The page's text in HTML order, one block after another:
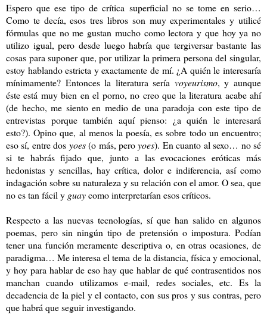
Espero que ese tipo de crítica superficial no se tome en serio…
Como te decía, esos tres libros son muy experimentales y utilicé
fórmulas que no me gustan mucho como lectora y que hoy ya no
utilizo igual, pero desde luego habría que tergiversar bastante las
cosas para suponer que, por utilizar la primera persona del singular,
estoy hablando estricta y exactamente de mí. ¿A quién le interesaría
mínimamente? Entonces la literatura sería voyeurismo, y aunque
éste está muy bien en el porno, no creo que la literatura acabe ahí
(de hecho, me siento en medio de una paradoja con este tipo de
entrevistas porque también aquí pienso: ¿a quién le interesará
esto?). Opino que, al menos la poesía, es sobre todo un encuentro;
eso sí, entre dos yoes(o más, peroyoes). En cuanto al sexo… no sé
si te habrás fijado que, junto a las evocaciones eróticas más
hedonistas y sencillas, hay crítica, dolor e indiferencia, así como
indagación sobre su naturaleza y su relación con el amor. O sea, que
no es tan fácil y guaycomo interpretarían esos críticos.
Respecto a las nuevas tecnologías, sí que han salido en algunos
poemas, pero sin ningún tipo de pretensión o impostura. Podían
tener una función meramente descriptiva o, en otras ocasiones, de
paradigma… Me interesa el tema de la distancia, física y emocional,
y hoy para hablar de eso hay que hablar de qué contrasentidos nos
manchan cuando utilizamos e-mail, redes sociales, etc. Es la
decadencia de la piel y el contacto, con sus pros y sus contras, pero
que habrá que seguir investigando.